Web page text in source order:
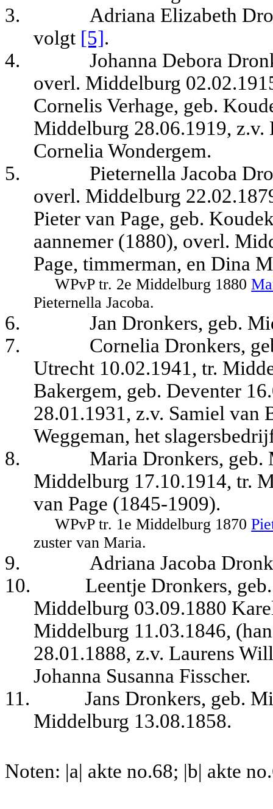
3.
Adriana Elizabeth
volgt [5].
4.
Johanna Debora
overl. Middelburg
Cornelis Verhage, geb.
Middelburg 28.06.1919, z.v.
Cornelia Wondergem.
5.
Pieternella Jacoba
overl. Middelburg
Pieter van Page, geb.
aannemer (1880), overl.
Page, timmerman, en Dina
WPvP tr. 2e Middelburg 1880
Pieternella Jacoba.
6.
Jan Dronkers, geb.
7.
Cornelia Dronkers,
Utrecht 10.02.1941, tr.
Bakergem, geb. Deventer
28.01.1931, z.v. Samiel van
Weggeman, het
8.
Maria Dronkers,
Middelburg 17.10.1914, tr.
van Page (1845-1909).
WPvP tr. 1e Middelburg 1870
zuster van Maria.
9.
Adriana Jacoba
10.
Leentje Dronkers,
Middelburg 03.09.1880
Middelburg 11.03.1846,
28.01.1888, z.v. Laurens
Johanna Susanna Fisscher.
11.
Jans Dronkers, geb.
Middelburg 13.08.1858.
Noten: |a| akte no.68; |b| akte